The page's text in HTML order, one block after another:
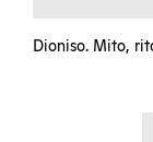
Dioniso. Mito,